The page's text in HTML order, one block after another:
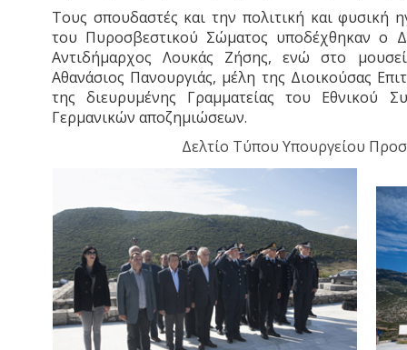
Τους σπουδαστές και την πολιτική και φυσική
του Πυροσβεστικού Σώματος υποδέχθηκαν ο
Αντιδήμαρχος Λουκάς Ζήσης, ενώ στο
Αθανάσιος Πανουργιάς, μέλη της Διοικούσας
της διευρυμένης Γραμματείας του Εθνικού
Γερμανικών αποζημιώσεων.
Δελτίο Τύπου Υπουργείου